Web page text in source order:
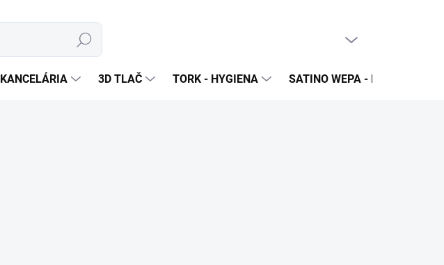
Hľadať
KANCELÁRIA 3D TLAČ TORK - HYGIENA SATINO WEPA - NÁPLNE A